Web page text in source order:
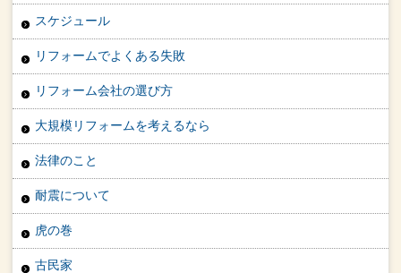
スケジュール
リフォームでよくある失敗
リフォーム会社の選び方
大規模リフォームを考えるなら
法律のこと
耐震について
虎の巻
古民家